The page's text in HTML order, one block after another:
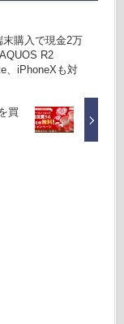
購入で現金2万
R2
、iPhoneXも対
買